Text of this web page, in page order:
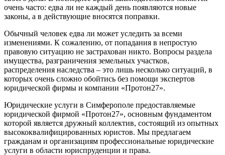
очень часто: едва ли не каждый день появляются новые
законы, а в действующие вносятся поправки.
Обычный человек едва ли может уследить за всеми
изменениями. К сожалению, от попадания в непростую
правовую ситуацию не застрахован никто. Вопросы раздела
имущества, разграничения земельных участков,
распределения наследства – это лишь несколько ситуаций, в
которых очень сложно обойтись без помощи экспертов
юридической фирмы и компании «Протон27».
Юридические услуги в Симферополе предоставляемые
юридической фирмой «Протон27», основным фундаментом
которой является дружный коллектив, состоящий из опытных
высококвалифицированных юристов. Мы предлагаем
гражданам и организациям профессиональные юридические
услуги в области юриспруденции и права.